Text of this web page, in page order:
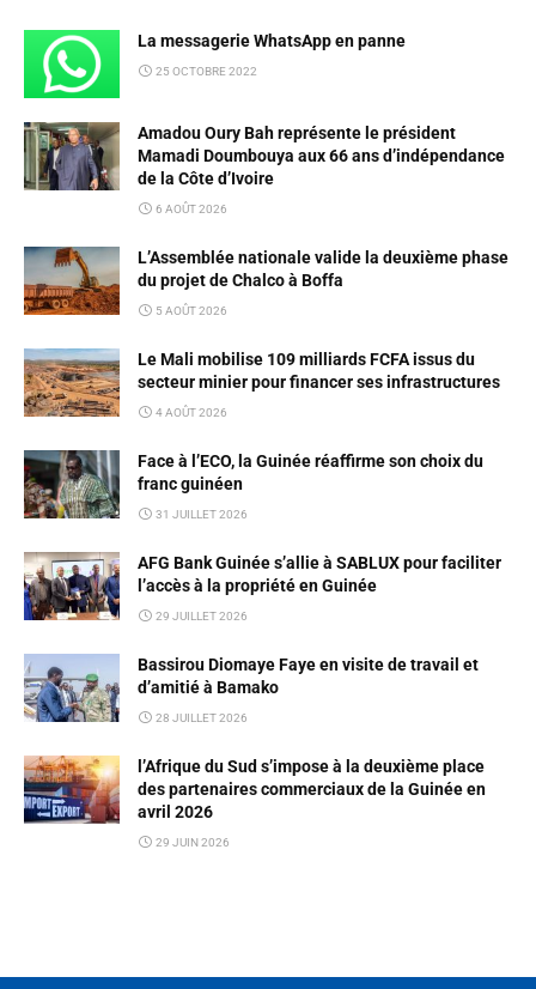
La messagerie WhatsApp en panne
25 OCTOBRE 2022
Amadou Oury Bah représente le président
Mamadi Doumbouya aux 66 ans d’indépendance
de la Côte d’Ivoire
6 AOÛT 2026
L’Assemblée nationale valide la deuxième phase
du projet de Chalco à Boffa
5 AOÛT 2026
Le Mali mobilise 109 milliards FCFA issus du
secteur minier pour financer ses infrastructures
4 AOÛT 2026
Face à l’ECO, la Guinée réaffirme son choix du
franc guinéen
31 JUILLET 2026
AFG Bank Guinée s’allie à SABLUX pour faciliter
l’accès à la propriété en Guinée
29 JUILLET 2026
Bassirou Diomaye Faye en visite de travail et
d’amitié à Bamako
28 JUILLET 2026
l’Afrique du Sud s’impose à la deuxième place
des partenaires commerciaux de la Guinée en
avril 2026
29 JUIN 2026